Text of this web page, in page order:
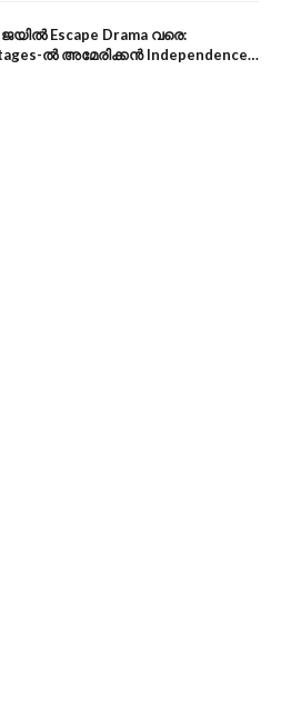
Escape Drama വരെ:
ൽ അമേരിക്കൻ Independence-